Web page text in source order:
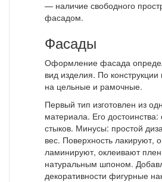
— наличие свободного
фасадом.
Фасады
Оформление фасада
вид изделия. По
на цельные и рамочные.
Первый тип изготовлен из
материала. Его достоинства:
стыков. Минусы: простой
вес. Поверхность лакируют,
ламинируют, оклеивают
натуральным шпоном.
декоративности фигурные